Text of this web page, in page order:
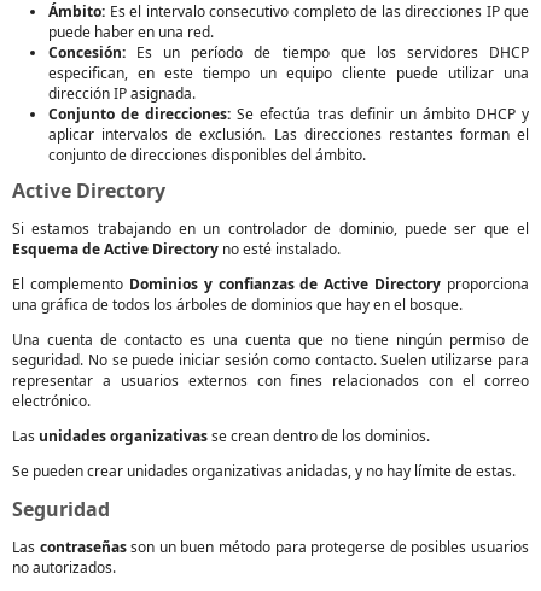
Ámbito: Es el intervalo consecutivo completo de las direcciones IP que
puede haber en una red.
Concesión: Es un período de tiempo que los servidores DHCP
especifican, en este tiempo un equipo cliente puede utilizar una
dirección IP asignada.
Conjunto de direcciones: Se efectúa tras definir un ámbito DHCP y
aplicar intervalos de exclusión. Las direcciones restantes forman el
conjunto de direcciones disponibles del ámbito.
Active Directory
Si estamos trabajando en un controlador de dominio, puede ser que el
Esquema de Active Directory no esté instalado.
El complemento Dominios y confianzas de Active Directory proporciona
una gráfica de todos los árboles de dominios que hay en el bosque.
Una cuenta de contacto es una cuenta que no tiene ningún permiso de
seguridad. No se puede iniciar sesión como contacto. Suelen utilizarse para
representar a usuarios externos con fines relacionados con el correo
electrónico.
Las unidades organizativasse crean dentro de los dominios.
Se pueden crear unidades organizativas anidadas, y no hay límite de estas.
Seguridad
Las contraseñasson un buen método para protegerse de posibles usuarios
no autorizados.